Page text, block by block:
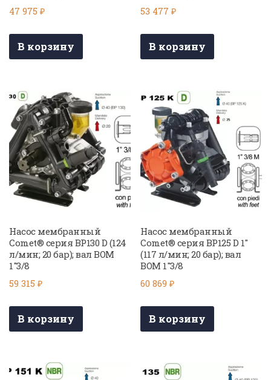
47 975 ₽
В корзину
53 477₽
В корзину
Насос мембранный
Comet® серия BP130 D (124
л/мин; 20 бар); вал ВОМ
1″3/8
59 315 ₽
В корзину
Насос мембранный
Comet® серия BP125 D 1″
(117 л/мин; 20 бар); вал
ВОМ 1″3/8
60 869₽
В корзину